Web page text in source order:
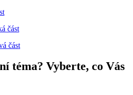
část
část
téma? Vyberte, co Vás